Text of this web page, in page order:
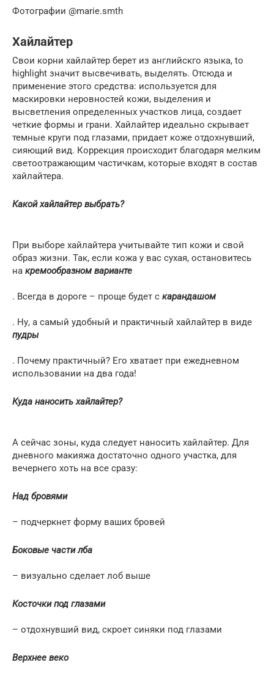
Фотографии @marie.smth
Хайлайтер
Свои корни хайлайтер берет из английскго языка, to
highlight значит высвечивать, выделять. Отсюда и
применение этого средства: используется для
маскировки неровностей кожи, выделения и
высветления определенных участков лица, создает
четкие формы и грани. Хайлайтер идеально скрывает
темные круги под глазами, придает коже отдохнувший,
сияющий вид. Коррекция происходит благодаря мелким
светоотражающим частичкам, которые входят в состав
хайлайтера.
Какой хайлайтер выбрать?
При выборе хайлайтера учитывайте тип кожи и свой
образ жизни. Так, если кожа у вас сухая, остановитесь
на кремообразном варианте
. Всегда в дороге – проще будет с карандашом
. Ну, а самый удобный и практичный хайлайтер в виде
пудры
. Почему практичный? Его хватает при ежедневном
использовании на два года!
Куда наносить хайлайтер?
А сейчас зоны, куда следует наносить хайлайтер. Для
дневного макияжа достаточно одного участка, для
вечернего хоть на все сразу:
Над бровями
– подчеркнет форму ваших бровей
Боковые части лба
– визуально сделает лоб выше
Косточки под глазами
– отдохнувший вид, скроет синяки под глазами
Верхнее веко